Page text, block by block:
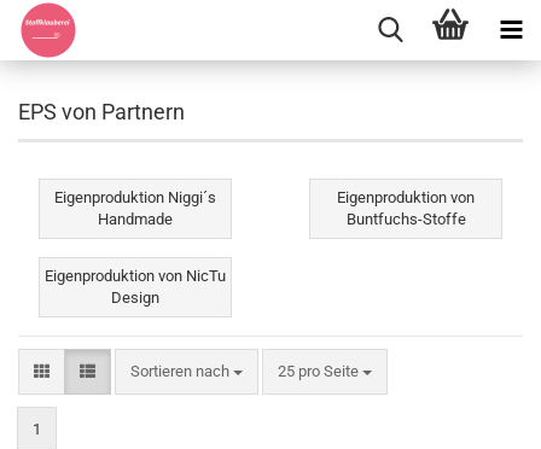
EPS von Partnern
Eigenproduktion Niggi´s
Handmade
Eigenproduktion von
Buntfuchs-Stoffe
Eigenproduktion von NicTu
Design
Sortieren nach
Sortieren nach 25 pro Seite
pro Seite
1